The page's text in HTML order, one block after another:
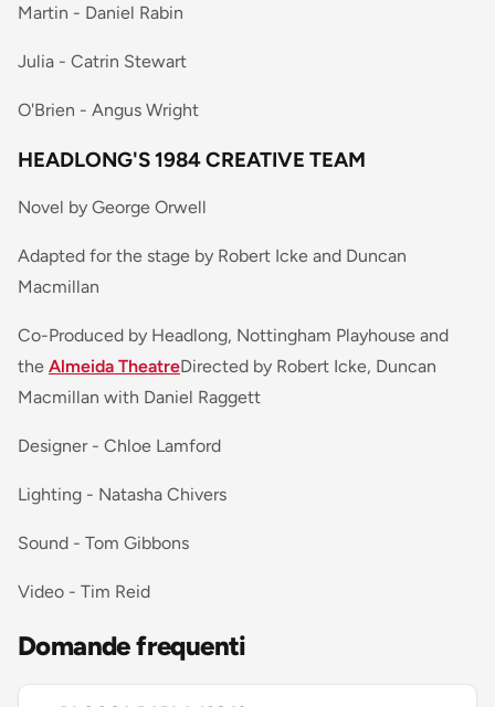
Martin - Daniel Rabin
Julia - Catrin Stewart
O'Brien - Angus Wright
HEADLONG'S 1984 CREATIVE TEAM
Novel by George Orwell
Adapted for the stage by Robert Icke and Duncan
Macmillan
Co-Produced by Headlong, Nottingham Playhouse and
the Almeida TheatreDirected by Robert Icke, Duncan
Macmillan with Daniel Raggett
Designer - Chloe Lamford
Lighting - Natasha Chivers
Sound - Tom Gibbons
Video - Tim Reid
Domande frequenti